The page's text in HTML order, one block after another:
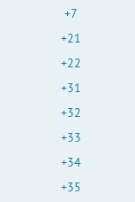
+7
+21
+22
+31
+32
+33
+34
+35